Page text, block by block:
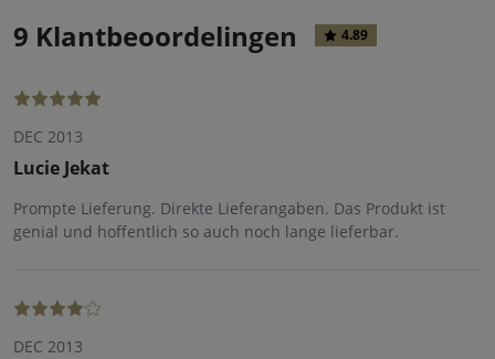
9 Klantbeoordelingen 4.89
DEC 2013
Lucie Jekat
Prompte Lieferung. Direkte Lieferangaben. Das Produkt ist
genial und hoffentlich so auch noch lange lieferbar.
DEC 2013